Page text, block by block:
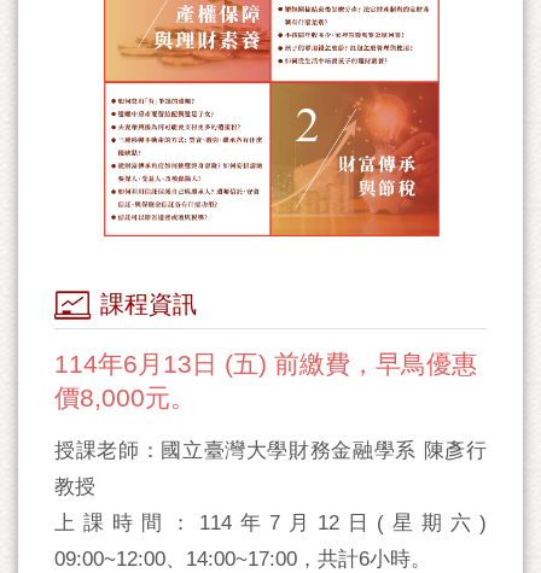
課程資訊
114年6月13日 (五) 前繳費，早鳥優惠
價8,000元。
授課老師：國立臺灣大學財務金融學系 陳彥行
教授
上課時間：114年7月12日(星期六)
09:00~12:00、14:00~17:00，共計6小時。